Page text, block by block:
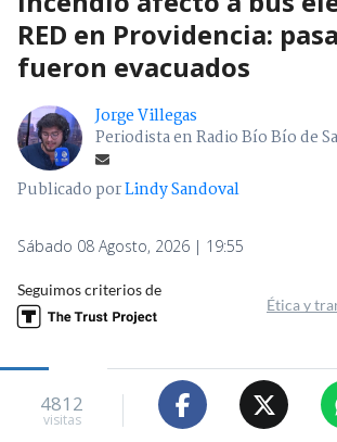
RED en Providencia:
fueron evacuados
Jorge Villegas
Periodista en Radio Bío Bío de
Publicado porLindy Sandoval
Sábado 08 Agosto, 2026 | 19:55
Seguimos criterios de
Ética y
4812
visitas